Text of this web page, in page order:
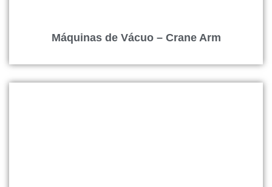
Máquinas de Vácuo – Crane Arm